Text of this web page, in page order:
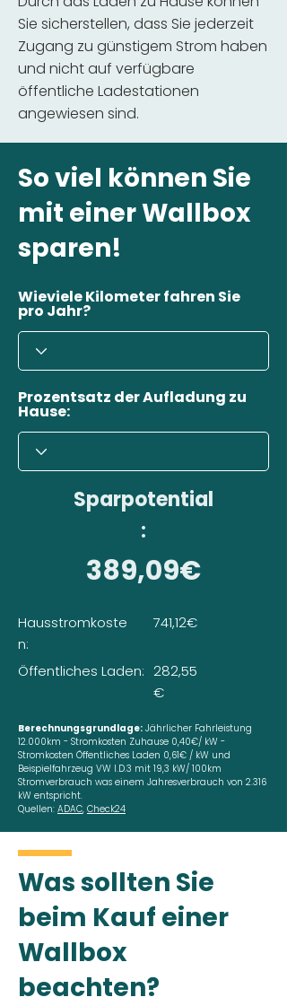
Sie sicherstellen, dass Sie jederzeit
Zugang zu günstigem Strom haben
und nicht auf verfügbare
öffentliche Ladestationen
angewiesen sind.
So viel können Sie
mit einer Wallbox
sparen!
Wieviele Kilometer fahren Sie
pro Jahr?
Prozentsatz der Aufladung zu
Hause:
Sparpotential
:
389,09€
Hausstromkoste
n:
Öffentliches Laden:
741,12€
282,55
€
Berechnungsgrundlage: Jährlicher Fahrleistung
12.000km - Stromkosten Zuhause 0,40€/ kW -
Stromkosten Öffentliches Laden 0,61€ / kW und
Beispielfahrzeug VW I.D.3 mit 19,3 kW/ 100km
Stromverbrauch was einem Jahresverbrauch von 2.316
kW entspricht.
Quellen: ADAC, Check24
Was sollten Sie
beim Kauf einer
Wallbox
beachten?